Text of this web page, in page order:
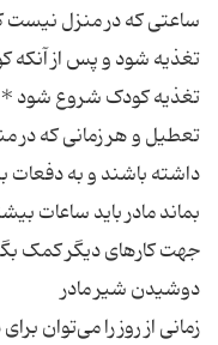
ساعتی که در منزل نیست
تغذیه کودک شروع شود *
تعطیل و هر زمانی که در
داشته باشند و به دفعات
بماند مادر باید ساعات
زمانی از روز را می‌توان